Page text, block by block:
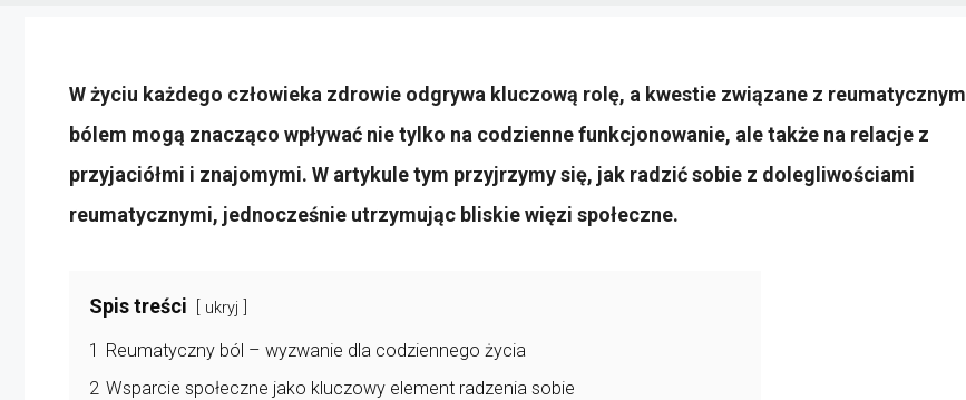
W życiu każdego człowieka zdrowie odgrywa kluczową rolę, a kwestie związane z reumatycznym
bólem mogą znacząco wpływać nie tylko na codzienne funkcjonowanie, ale także na relacje z
przyjaciółmi i znajomymi. W artykule tym przyjrzymy się, jak radzić sobie z dolegliwościami
reumatycznymi, jednocześnie utrzymując bliskie więzi społeczne.
Spis treści ukryj
1 Reumatyczny ból – wyzwanie dla codziennego życia
2 Wsparcie społeczne jako kluczowy element radzenia sobie